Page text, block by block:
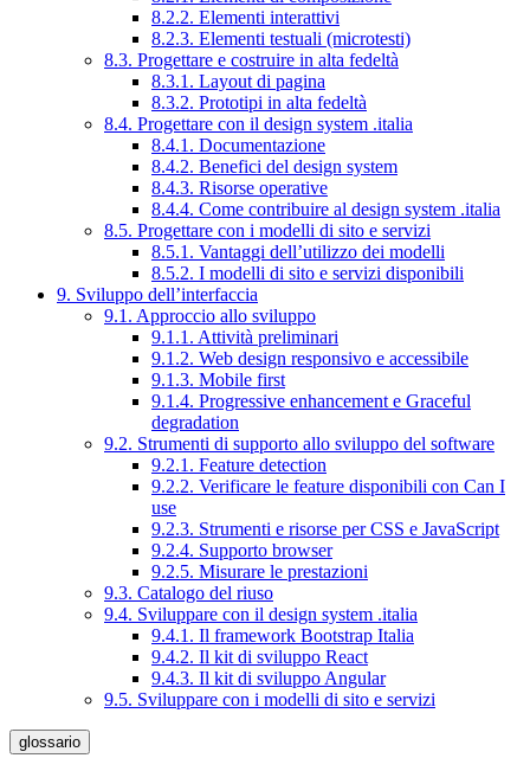
8.2.2. Elementi interattivi
8.2.3. Elementi testuali (microtesti)
8.3. Progettare e costruire in alta fedeltà
8.3.1. Layout di pagina
8.3.2. Prototipi in alta fedeltà
8.4. Progettare con il design system .italia
8.4.1. Documentazione
8.4.2. Benefici del design system
8.4.3. Risorse operative
8.4.4. Come contribuire al design system .italia
8.5. Progettare con i modelli di sito e servizi
8.5.1. Vantaggi dell’utilizzo dei modelli
8.5.2. I modelli di sito e servizi disponibili
9. Sviluppo dell’interfaccia
9.1. Approccio allo sviluppo
9.1.1. Attività preliminari
9.1.2. Web design responsivo e accessibile
9.1.3. Mobile first
9.1.4. Progressive enhancement e Graceful
degradation
9.2. Strumenti di supporto allo sviluppo del software
9.2.1. Feature detection
9.2.2. Verificare le feature disponibili con Can I
use
9.2.3. Strumenti e risorse per CSS e JavaScript
9.2.4. Supporto browser
9.2.5. Misurare le prestazioni
9.3. Catalogo del riuso
9.4. Sviluppare con il design system .italia
9.4.1. Il framework Bootstrap Italia
9.4.2. Il kit di sviluppo React
9.4.3. Il kit di sviluppo Angular
9.5. Sviluppare con i modelli di sito e servizi
glossario